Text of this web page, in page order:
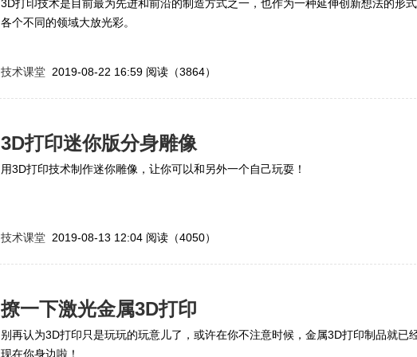
3D打印技术是目前最为先进和前沿的制造方式之一，也作为一种延伸创新想法的形
各个不同的领域大放光彩。
技术课堂 2019-08-22 16:59 阅读（3864）
3D打印迷你版分身雕像
用3D打印技术制作迷你雕像，让你可以和另外一个自己玩耍！
技术课堂 2019-08-13 12:04 阅读（4050）
撩一下激光金属3D打印
别再认为3D打印只是玩玩的玩意儿了，或许在你不注意时候，金属3D打印制品就已
现在你身边啦！